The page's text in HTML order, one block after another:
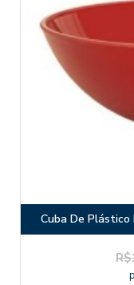
Cuba De Plástico